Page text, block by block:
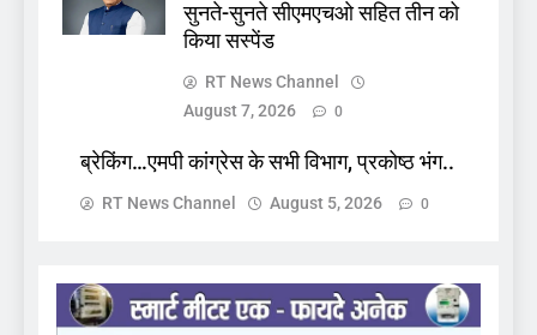
सुनते-सुनते सीएमएचओ सहित तीन को
किया सस्पेंड
RT News Channel
August 7, 2026
0
ब्रेकिंग…एमपी कांग्रेस के सभी विभाग, प्रकोष्ठ भंग..
RT News Channel August 5, 2026 0